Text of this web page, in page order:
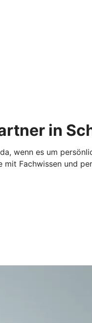
in
wenn es um
Fachwissen und